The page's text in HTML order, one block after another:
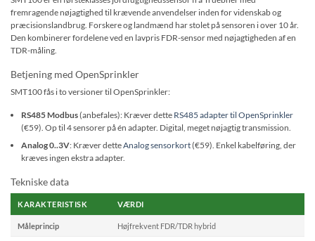
fremragende nøjagtighed til krævende anvendelser inden for videnskab og
præcisionslandbrug. Forskere og landmænd har stolet på sensoren i over 10 år.
Den kombinerer fordelene ved en lavpris FDR-sensor med nøjagtigheden af ​​en
TDR-måling.
Betjening med OpenSprinkler
SMT100 fås i to versioner til OpenSprinkler:
RS485 Modbus(anbefales): Kræver dette RS485 adapter til OpenSprinkler
(€59). Op til 4 sensorer på én adapter. Digital, meget nøjagtig transmission.
Analog 0..3V: Kræver detteAnalog sensorkort(€59). Enkel kabelføring, der
kræves ingen ekstra adapter.
Tekniske data
KARAKTERISTISK VÆRDI
Måleprincip Højfrekvent FDR/TDR hybrid